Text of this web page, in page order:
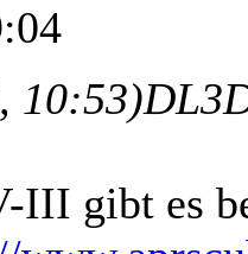
10:53)
III gibt es